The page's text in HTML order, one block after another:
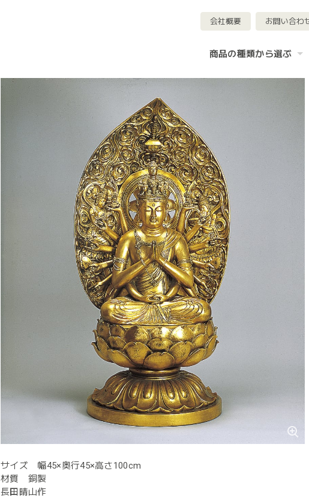
会社概要 お問い合わ
商品の種類から選ぶ
サイズ 幅45×奥行45×高さ100cm
材質 銅製
長田晴山作